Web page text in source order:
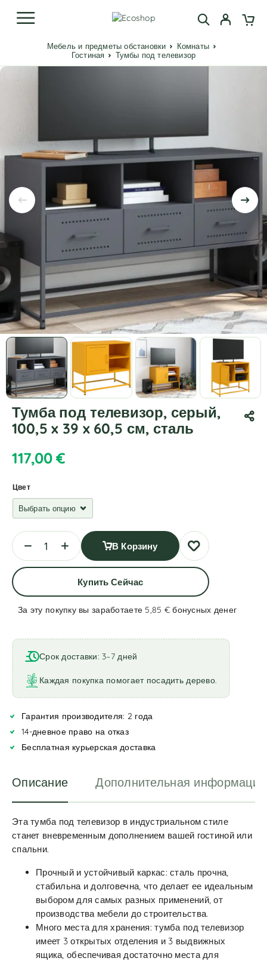
Мебель и предметы обстановки
Комнаты
Гостиная
Тумбы под телевизор
Тумба под телевизор, серый,
100,5 x 39 x 60,5 см, сталь
117,00€
Цвет
В Корзину
Купить Сейчас
За эту покупку вы заработаете 5,85 €бонусных денег
l
t
e
r
n
t
i
Срок доставки: 3–7 дней
Каждая покупка помогает посадить дерево.
Гарантия производителя: 2 года
14-дневное право на отказ
Бесплатная курьерская доставка
Описание Дополнительная информация
Эта тумба под телевизор в индустриальном стиле
станет вневременным дополнением вашей гостиной или
спальни.
Прочный и устойчивый каркас: сталь прочна,
стабильна и долговечна, что делает ее идеальным
выбором для самых разных применений, от
производства мебели до строительства.
Много места для хранения: тумба под телевизор
имеет 3 открытых отделения и 3 выдвижных
ящика, обеспечивая достаточно места для